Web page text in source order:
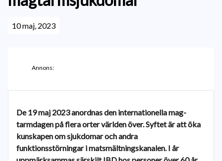
10 maj, 2023
Annons:
De 19 maj 2023 anordnas den internationella mag-
tarmdagen på flera orter världen över. Syftet är att öka
kunskapen om sjukdomar och andra
funktionsstörningar i matsmältningskanalen. I år